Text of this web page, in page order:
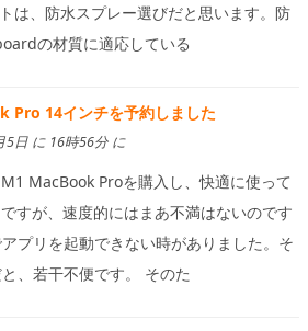
は、防水スプレー選びだと思います。防
の材質に適応している
Pro 14インチを予約しました
5日 に 16時56分 に
MacBook Proを購入し、快適に使って
すが、速度的にはまあ不満はないのです
プリを起動できない時がありました。そ
、若干不便です。 そのた